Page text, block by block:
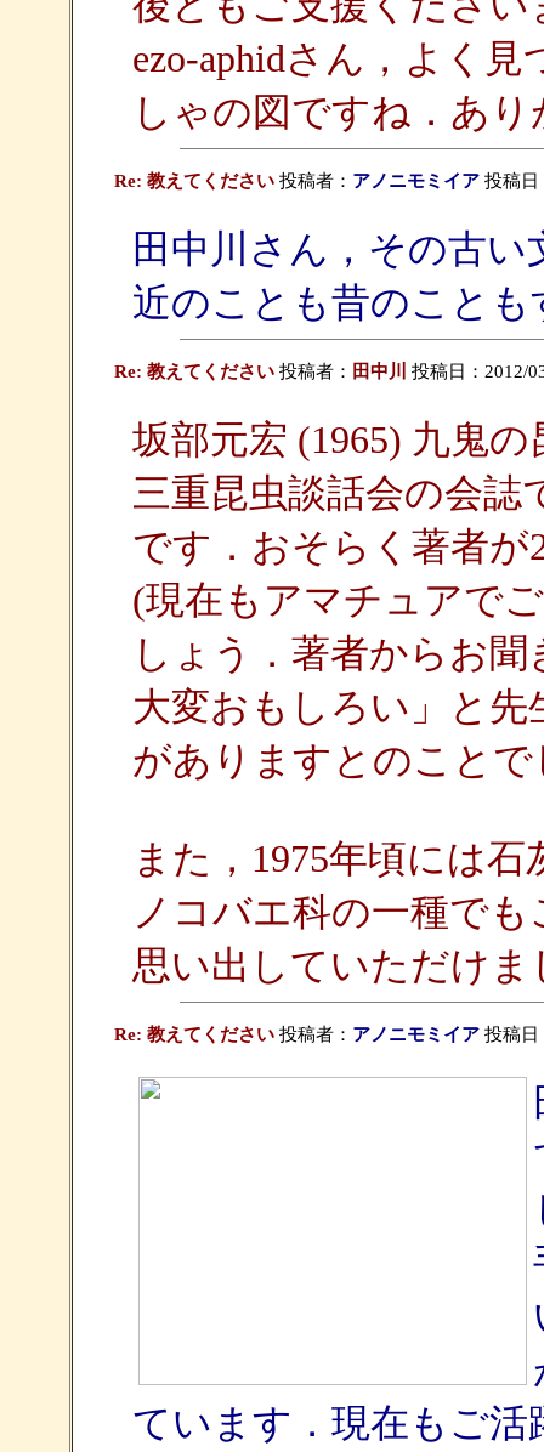
ezo-aphidさん，よく
しゃの図ですね．あ
Re: 教えてください投稿者： アノニモミイア投稿日
田中川さん，その古
近のことも昔のこと
Re: 教えてください投稿者： 田中川 投稿日：2012/
坂部元宏 (1965) 九鬼
三重昆虫談話会の会
です．おそらく著者が
(現在もアマチュアで
しょう．著者からお
大変おもしろい」と
がありますとのことで
また，1975年頃には
ノコバエ科の一種で
思い出していただけ
Re: 教えてください投稿者： アノニモミイア投稿日
ています．現在もご